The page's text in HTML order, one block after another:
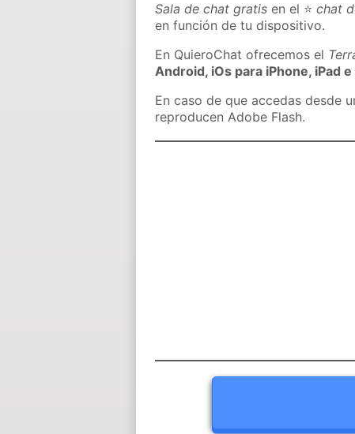
Sala de chat gratis en el ⭐chat
en función de tu dispositivo.
En QuieroChat ofrecemos el
Android, iOs para iPhone, iPad
En caso de que accedas desde
reproducen Adobe Flash.